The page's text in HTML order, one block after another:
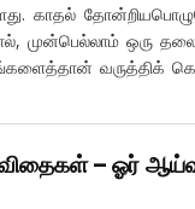
காதல்
முன்பெல்லாம் ஒரு
வருத்திக்
– ஓர்